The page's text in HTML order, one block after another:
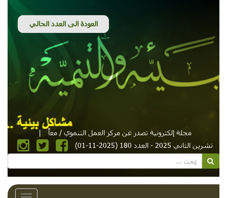
مجلة إلكترونية تصدر عن مركز العمل التنموي / معاً
|
تشرين الثاني 2025 - العدد 180 (2025-11-01)